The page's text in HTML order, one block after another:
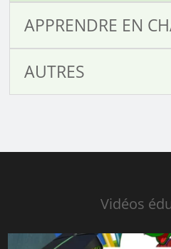
APPRENDRE EN
AUTRES
Vidéos